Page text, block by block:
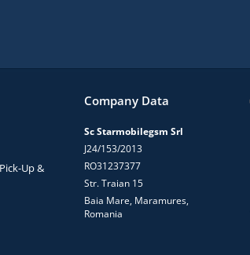
Up &
Company Data
Sc Starmobilegsm Srl
J24/153/2013
RO31237377
Str. Traian 15
Baia Mare, Maramures,
Romania